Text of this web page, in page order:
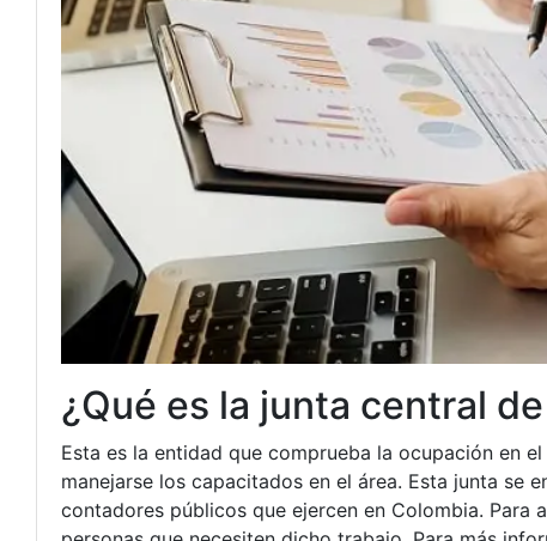
¿Qué es la junta central
Esta es la entidad que comprueba la ocupación en
manejarse los capacitados en el área. Esta junta se
contadores públicos que ejercen en Colombia.